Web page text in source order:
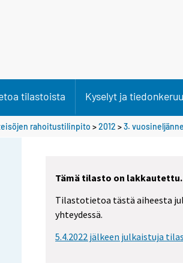
tilastoista Kyselyt ja
rahoitustilinpito >2012 >3.
Tämä tilasto on lakkautettu.
Tilastotietoa tästä aiheesta
yhteydessä.
5.4.2022 jälkeen julkaistuja